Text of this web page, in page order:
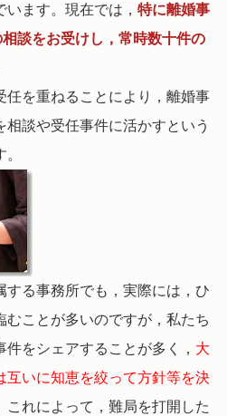
います。現在では，特に離婚事
談をお受けし，常時数十件の
任を重ねることにより，離婚事
談や受任事件に活かすという
する事務所でも，実際には，ひ
むことが多いのですが，私たち
をシェアすることが多く， 大
互いに知恵を絞って方針等を決
これによって，難局を打開した